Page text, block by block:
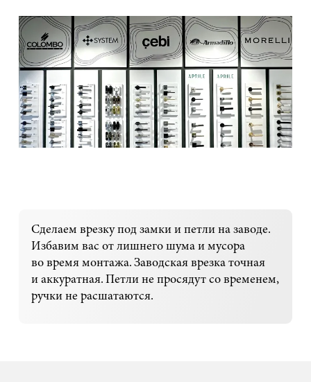
Сделаем врезку под замки и петли на заводе.
Избавим вас от лишнего шума и мусора
во время монтажа. Заводская врезка точная
и аккуратная. Петли не просядут со временем,
ручки не расшатаются.